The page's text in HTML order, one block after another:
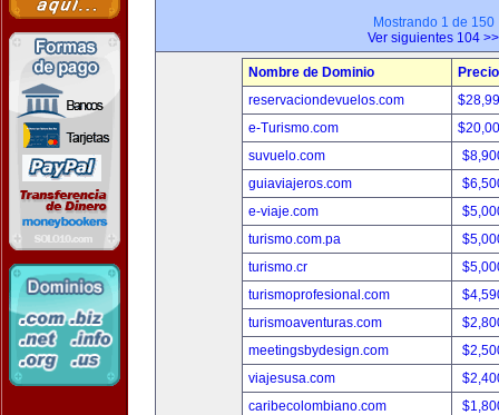
Mostrando 1 de 150
Ver siguientes 104 >>
Nombre de Dominio
Precio
reservaciondevuelos.com
e-Turismo.com
suvuelo.com
guiaviajeros.com
e-viaje.com
turismo.com.pa
turismo.cr
turismoprofesional.com
turismoaventuras.com
meetingsbydesign.com
viajesusa.com
caribecolombiano.com